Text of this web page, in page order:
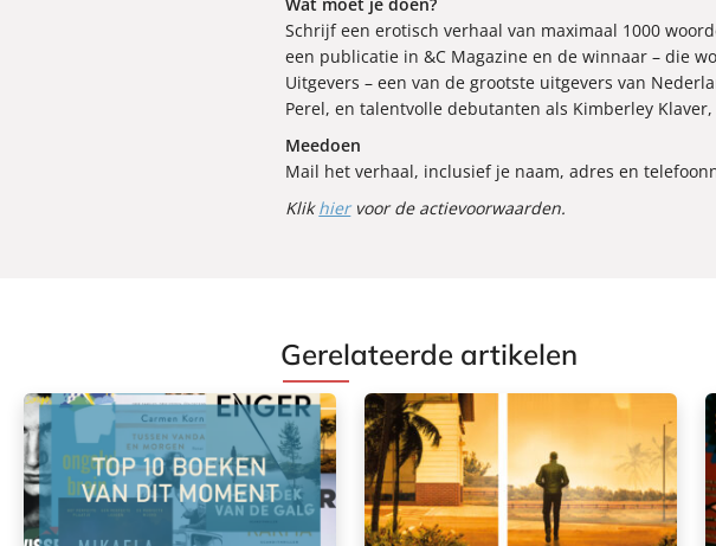
Schrijf een erotisch verhaal van maximaal 1000
een publicatie in &C Magazine en de winnaar – die
Uitgevers – een van de grootste uitgevers van
Perel, en talentvolle debutanten als Kimberley
Meedoen
Mail het verhaal, inclusief je naam, adres en
Klikhiervoor de actievoorwaarden.
Gerelateerde artikelen